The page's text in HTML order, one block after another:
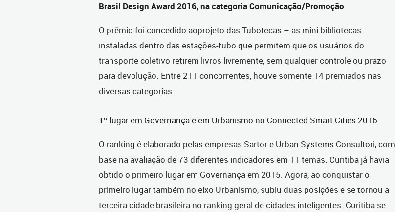
Brasil Design Award 2016, na categoria Comunicação/Promoção
O prêmio foi concedido aoprojeto das Tubotecas – as mini bibliotecas
instaladas dentro das estações-tubo que permitem que os usuários do
transporte coletivo retirem livros livremente, sem qualquer controle ou prazo
para devolução. Entre 211 concorrentes, houve somente 14 premiados nas
diversas categorias.
1º lugar em Governança e em Urbanismo no Connected Smart Cities 2016
O ranking é elaborado pelas empresas Sartor e Urban Systems Consultori, com
base na avaliação de 73 diferentes indicadores em 11 temas. Curitiba já havia
obtido o primeiro lugar em Governança em 2015. Agora, ao conquistar o
primeiro lugar também no eixo Urbanismo, subiu duas posições e se tornou a
terceira cidade brasileira no ranking geral de cidades inteligentes. Curitiba se